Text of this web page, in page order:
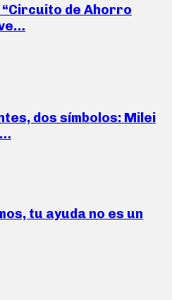
de Ahorro
dos símbolos: Milei
tu ayuda no es un